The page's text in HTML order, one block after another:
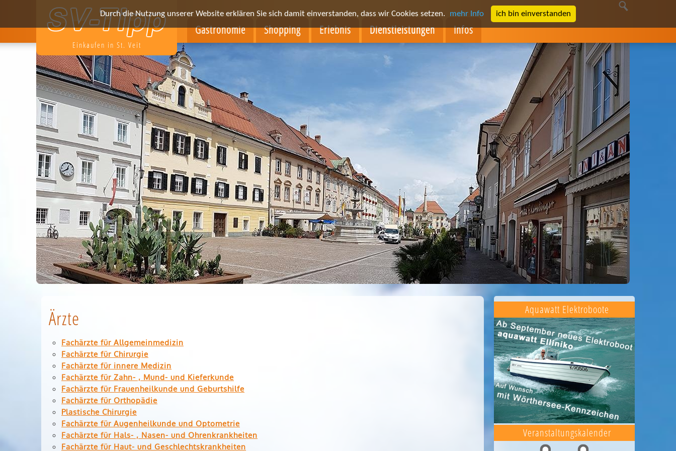
Durch die Nutzung unserer Website erklären Sie sich damit einverstanden, dass wir Cookies setzen. mehr Info ich bin einverstanden
Einkaufen in St. Veit
Gastronomie Shopping Erlebnis Dienstleistungen Infos
Ärzte
Fachärzte für Allgemeinmedizin
Fachärzte für Chirurgie
Fachärzte für innere Medizin
Fachärzte für Zahn- , Mund- und Kieferkunde
Fachärzte für Frauenheilkunde und Geburtshilfe
Fachärzte für Orthopädie
Plastische Chirurgie
Fachärzte für Augenheilkunde und Optometrie
Fachärzte für Hals- , Nasen- und Ohrenkrankheiten
Fachärzte für Haut- und Geschlechtskrankheiten
Aquawatt Elektroboote
Veranstaltungskalender